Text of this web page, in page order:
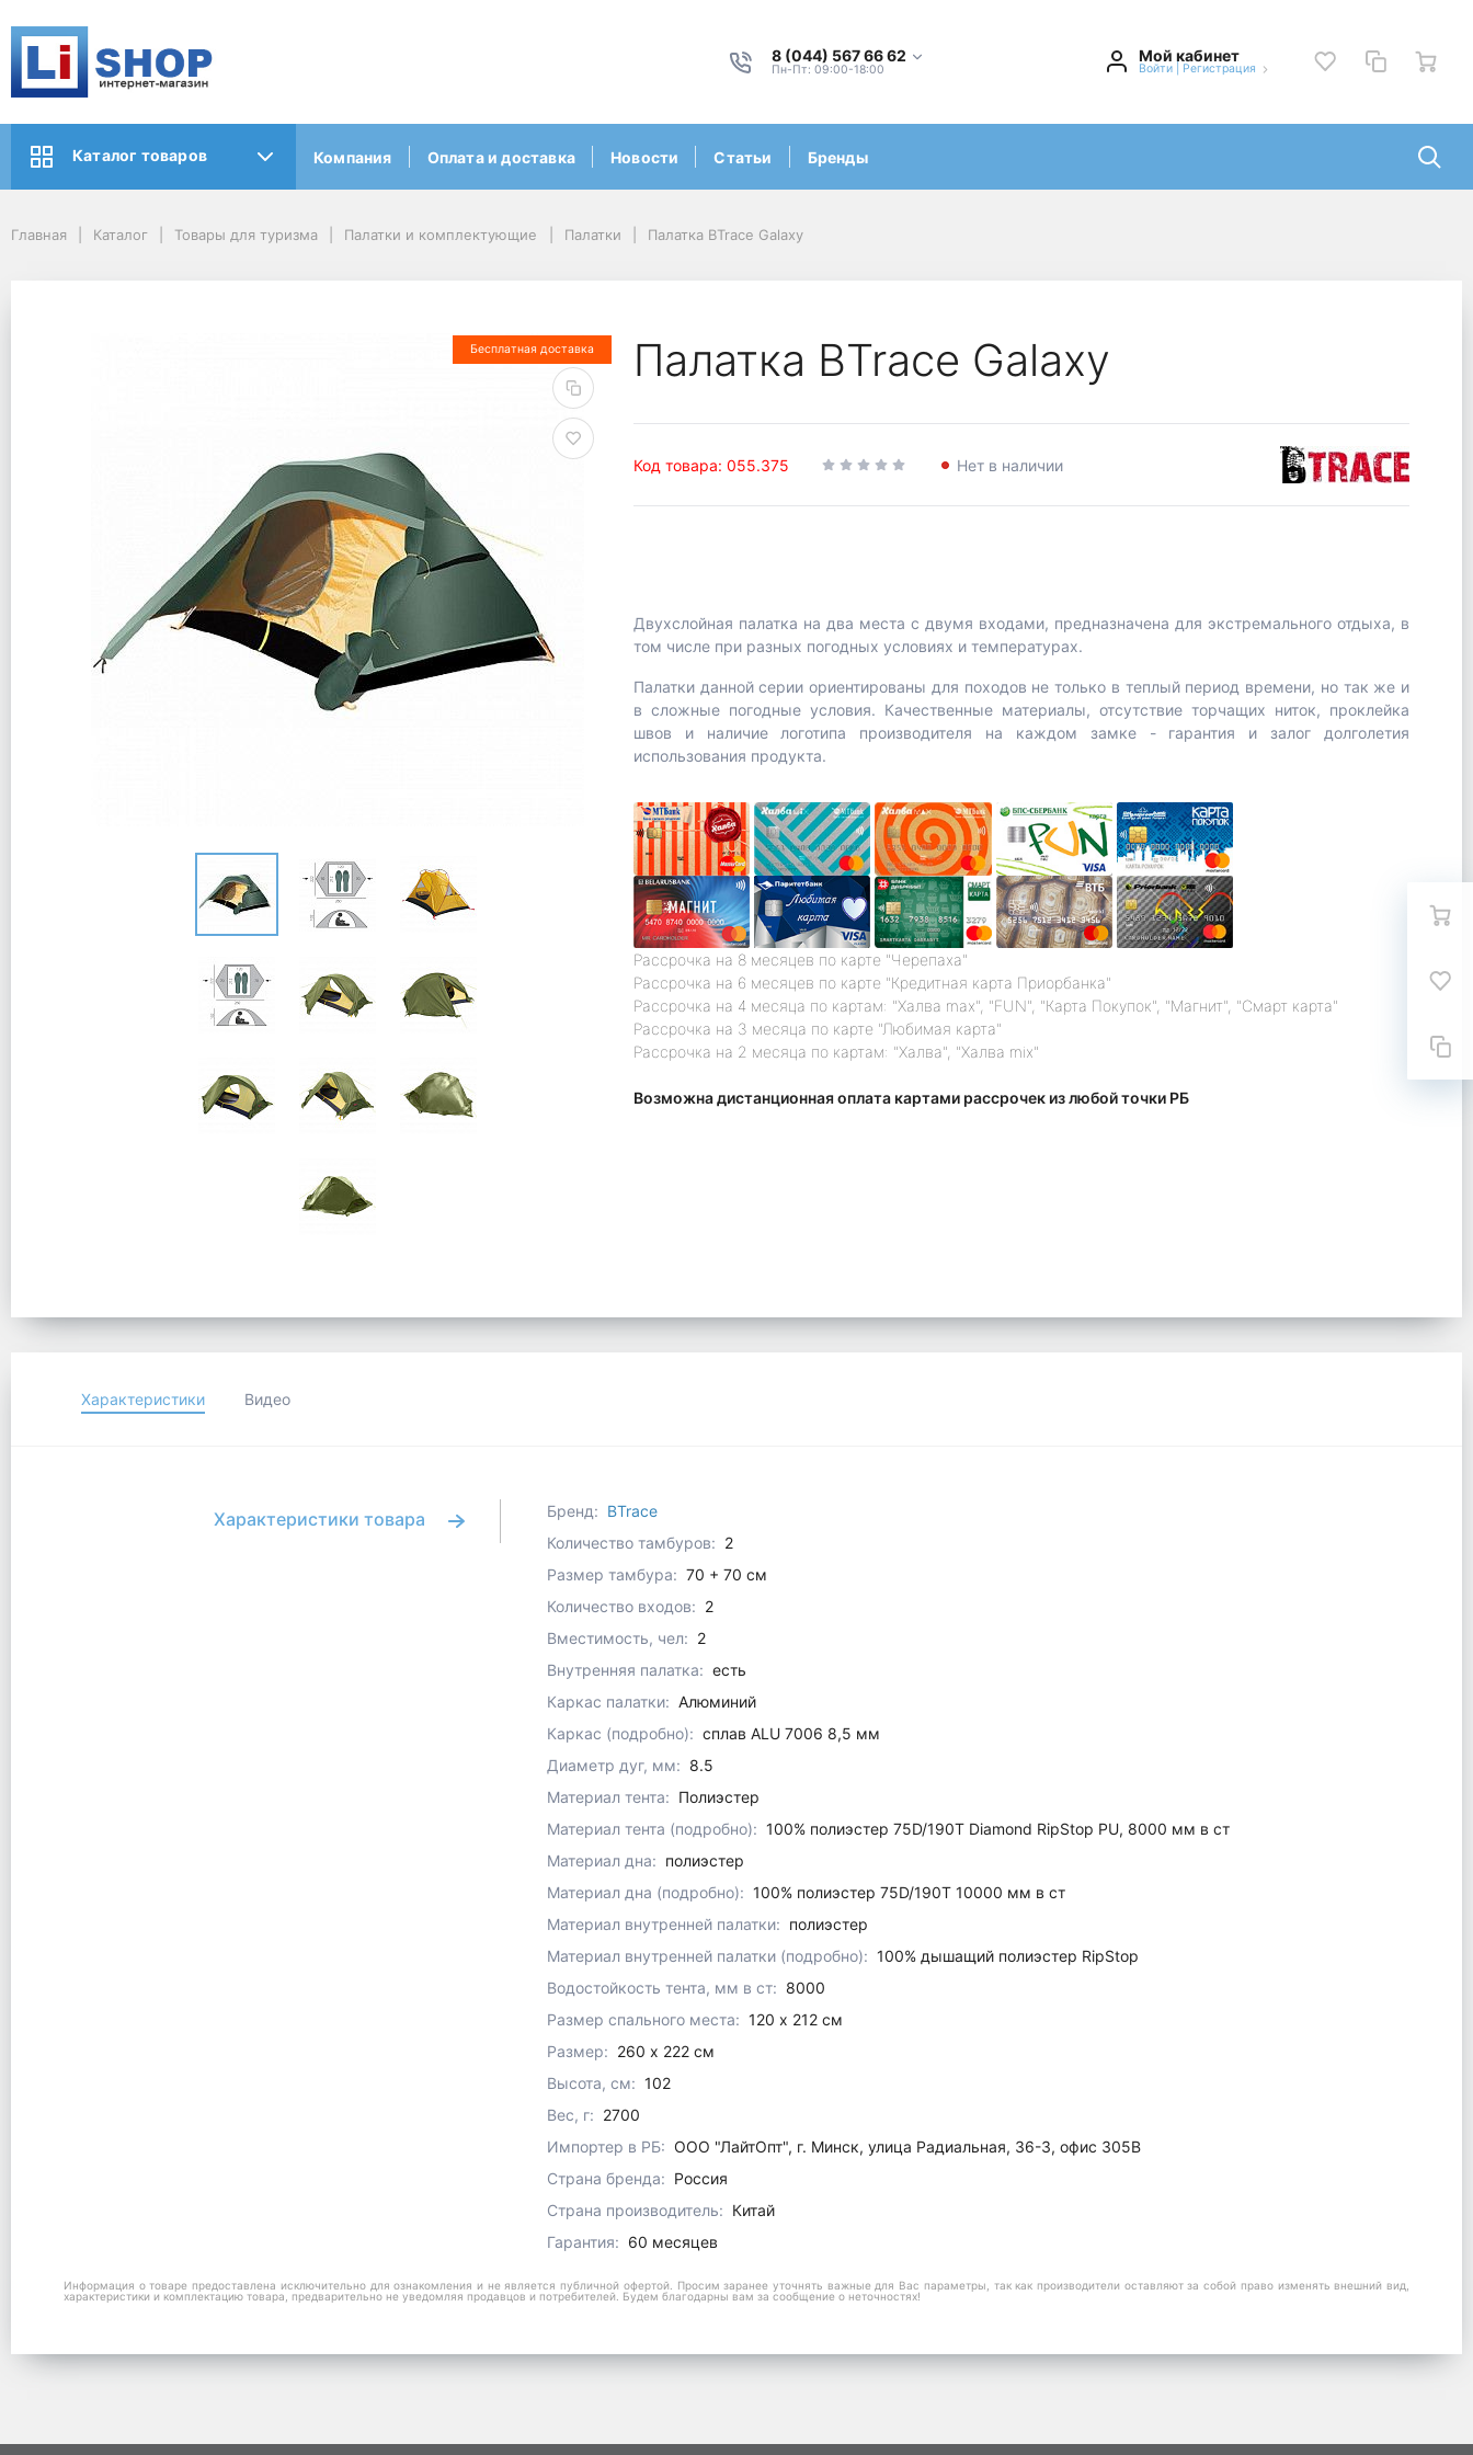
8 (044) 567 66 62
Пн-Пт: 09:00-18:00
Мой кабинет
Войти Регистрация
Каталог товаров Компания Оплата и доставка Новости Статьи Бренды
Главная Каталог Товары для туризма Палатки и комплектующие Палатки Палатка BTrace Galaxy
Бесплатная доставка Палатка BTrace Galaxy
Код товара: 055.375 Нет в наличии
Двухслойная палатка на два места с двумя входами, предназначена для экстремального отдыха, в
том числе при разных погодных условиях и температурах.
Палатки данной серии ориентированы для походов не только в теплый период времени, но так же и
в сложные погодные условия. Качественные материалы, отсутствие торчащих ниток, проклейка
швов и наличие логотипа производителя на каждом замке - гарантия и залог долголетия
использования продукта.
Рассрочка на 8 месяцев по карте "Черепаха"
Рассрочка на 6 месяцев по карте "Кредитная карта Приорбанка"
Рассрочка на 4 месяца по картам: "Халва max", "FUN", "Карта Покупок", "Магнит", "Смарт карта"
Рассрочка на 3 месяца по карте "Любимая карта"
Рассрочка на 2 месяца по картам: "Халва", "Халва mix"
Возможна дистанционная оплата картами рассрочек из любой точки РБ
Характеристики Видео
Характеристики товара Бренд: BTrace
Количество тамбуров: 2
Размер тамбура: 70 + 70 см
Количество входов: 2
Вместимость, чел: 2
Внутренняя палатка: есть
Каркас палатки: Алюминий
Каркас (подробно): сплав ALU 7006 8,5 мм
Диаметр дуг, мм: 8.5
Материал тента: Полиэстер
Материал тента (подробно): 100% полиэстер 75D/190T Diamond RipStop PU, 8000 мм в ст
Материал дна: полиэстер
Материал дна (подробно): 100% полиэстер 75D/190T 10000 мм в ст
Материал внутренней палатки: полиэстер
Материал внутренней палатки (подробно): 100% дышащий полиэстер RipStop
Водостойкость тента, мм в ст: 8000
Размер спального места: 120 х 212 см
Размер: 260 х 222 см
Высота, см: 102
Вес, г: 2700
Импортер в РБ: ООО "ЛайтОпт", г. Минск, улица Радиальная, 36-3, офис 305В
Страна бренда: Россия
Страна производитель: Китай
Гарантия: 60 месяцев
Информация о товаре предоставлена исключительно для ознакомления и не является публичной офертой. Просим заранее уточнять важные для Вас параметры, так как производители оставляют за собой право изменять внешний вид,
характеристики и комплектацию товара, предварительно не уведомляя продавцов и потребителей. Будем благодарны вам за сообщение о неточностях!